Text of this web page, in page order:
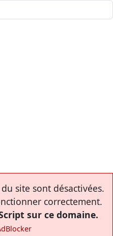
site sont désactivées.
correctement.
sur ce domaine.